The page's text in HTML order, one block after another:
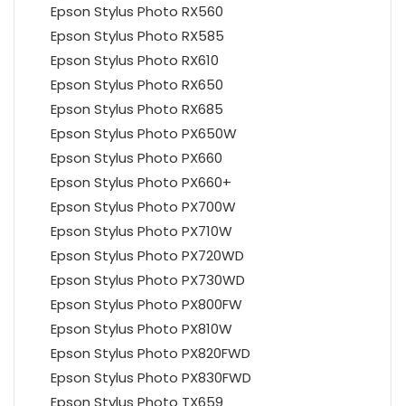
Epson Stylus Photo RX560
Epson Stylus Photo RX585
Epson Stylus Photo RX610
Epson Stylus Photo RX650
Epson Stylus Photo RX685
Epson Stylus Photo PX650W
Epson Stylus Photo PX660
Epson Stylus Photo PX660+
Epson Stylus Photo PX700W
Epson Stylus Photo PX710W
Epson Stylus Photo PX720WD
Epson Stylus Photo PX730WD
Epson Stylus Photo PX800FW
Epson Stylus Photo PX810W
Epson Stylus Photo PX820FWD
Epson Stylus Photo PX830FWD
Epson Stylus Photo TX659